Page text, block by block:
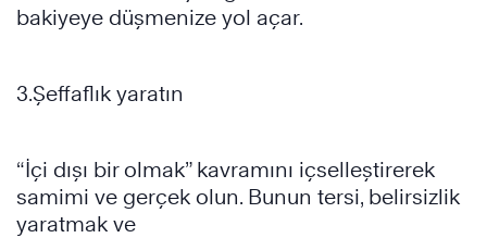
bakiyeye düşmenize yol açar.
3.Şeffaflık yaratın
“İçi dışı bir olmak” kavramını içselleştirerek
samimi ve gerçek olun. Bunun tersi, belirsizlik
yaratmak ve